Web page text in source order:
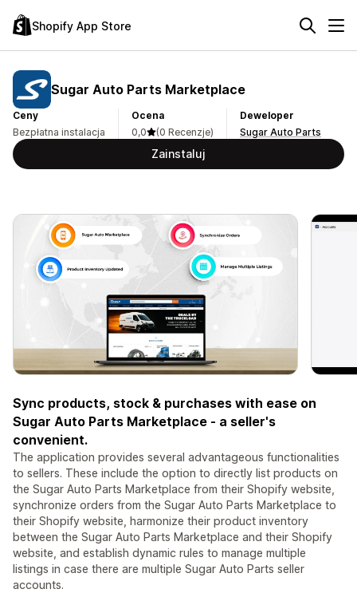
Shopify App Store
Sugar Auto Parts Marketplace
Ceny
Bezpłatna instalacja
Ocena
0,0
(0 Recenzje)
Deweloper
Sugar Auto Parts
Zainstaluj
Sync products, stock & purchases with ease on
Sugar Auto Parts Marketplace - a seller's
convenient.
The application provides several advantageous functionalities
to sellers. These include the option to directly list products on
the Sugar Auto Parts Marketplace from their Shopify website,
synchronize orders from the Sugar Auto Parts Marketplace to
their Shopify website, harmonize their product inventory
between the Sugar Auto Parts Marketplace and their Shopify
website, and establish dynamic rules to manage multiple
listings in case there are multiple Sugar Auto Parts seller
accounts.